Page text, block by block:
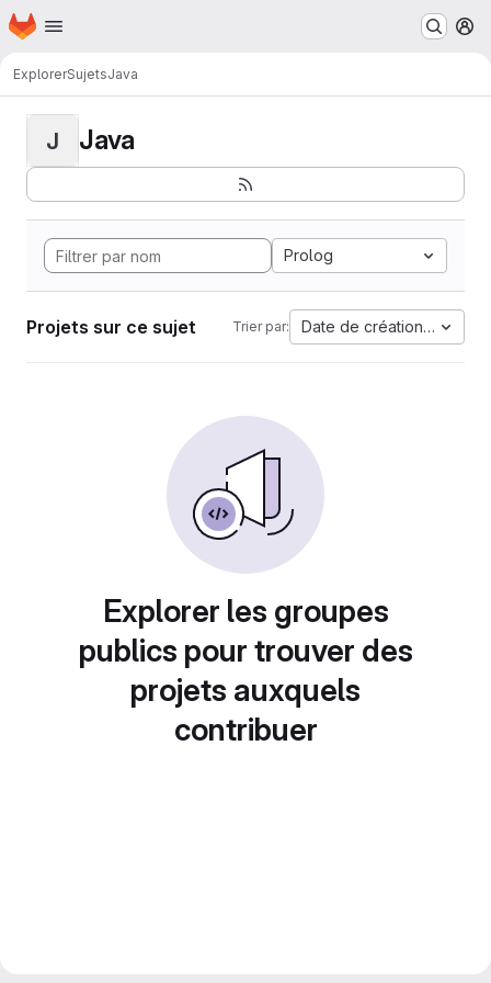
Passer au contenu principal
Page d'accueil
ExplorerSujetsJava
J Java
Prolog
Projets sur ce sujet Trier par: Date de création la plus
Explorer les groupes
publics pour trouver des
projets auxquels
contribuer